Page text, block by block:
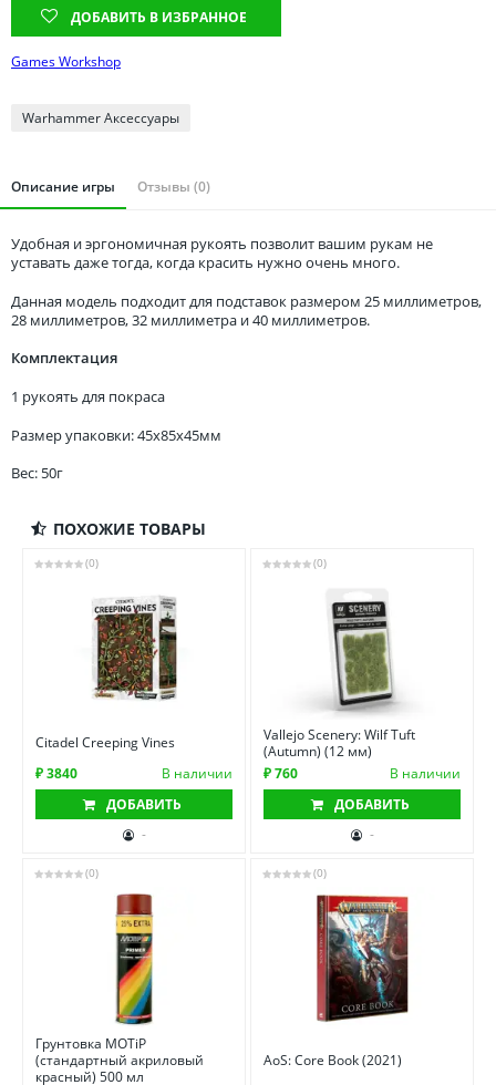
Томская область
Тюменская область
Удмуртия
ДОБАВИТЬ В ИЗБРАННОЕ
Games Workshop
Warhammer Аксессуары
Описание игры Отзывы (0)
Удобная и эргономичная рукоять позволит вашим рукам не
уставать даже тогда, когда красить нужно очень много.
Данная модель подходит для подставок размером 25 миллиметров,
28 миллиметров, 32 миллиметра и 40 миллиметров.
Комплектация
1 рукоять для покраса
Размер упаковки: 45x85x45мм
Вес: 50г
ПОХОЖИЕ ТОВАРЫ
(0)
Citadel Creeping Vines
₽ 3840
В наличии
ДОБАВИТЬ
-
(0)
Vallejo Scenery: Wilf Tuft
(Autumn) (12 мм)
₽ 760
В наличии
ДОБАВИТЬ
-
(0)
Грунтовка MOTiP
(стандартный акриловый
красный) 500 мл
(0)
AoS: Core Book (2021)